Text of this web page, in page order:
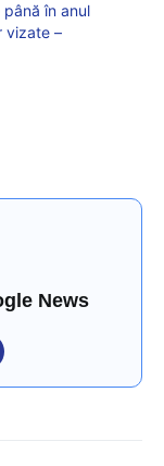
în anul
vizate –
News